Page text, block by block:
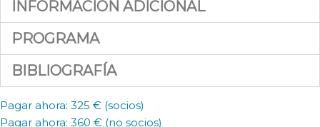
INFORMACIÓN ADICIONAL
PROGRAMA
BIBLIOGRAFÍA
Pagar ahora: 325 € (socios)
Pagar ahora: 360 € (no socios)